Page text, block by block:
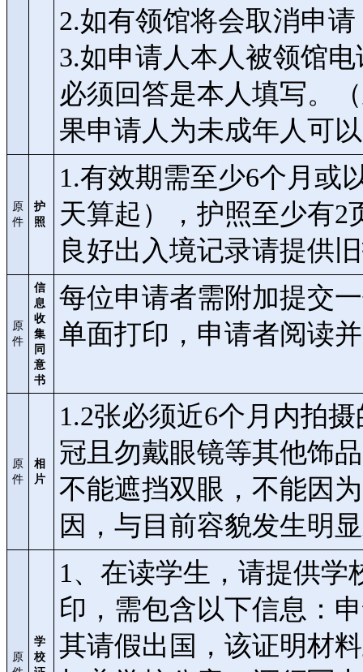
2.如有领馆将会取消申
3.如申请人本人被领馆
必须回答是本人填写。
果申请人为未成年人可
原
件
护
照
1.有效期需至少6个月或
天算起），护照至少有2
良好出入境记录请提供
原
件
信
息
收
集
同
意
书
每位申请者需附加提交
单面打印，申请者阅读
原
件
相
片
1.2张必须近6个月内拍
冠且勿戴眼镜等其他饰
不能遮挡双眼，不能因
因，与目前容貌发生明
原
学
校
1、在读学生，请提供
印，需包含以下信息：
其请假出国，该证明材